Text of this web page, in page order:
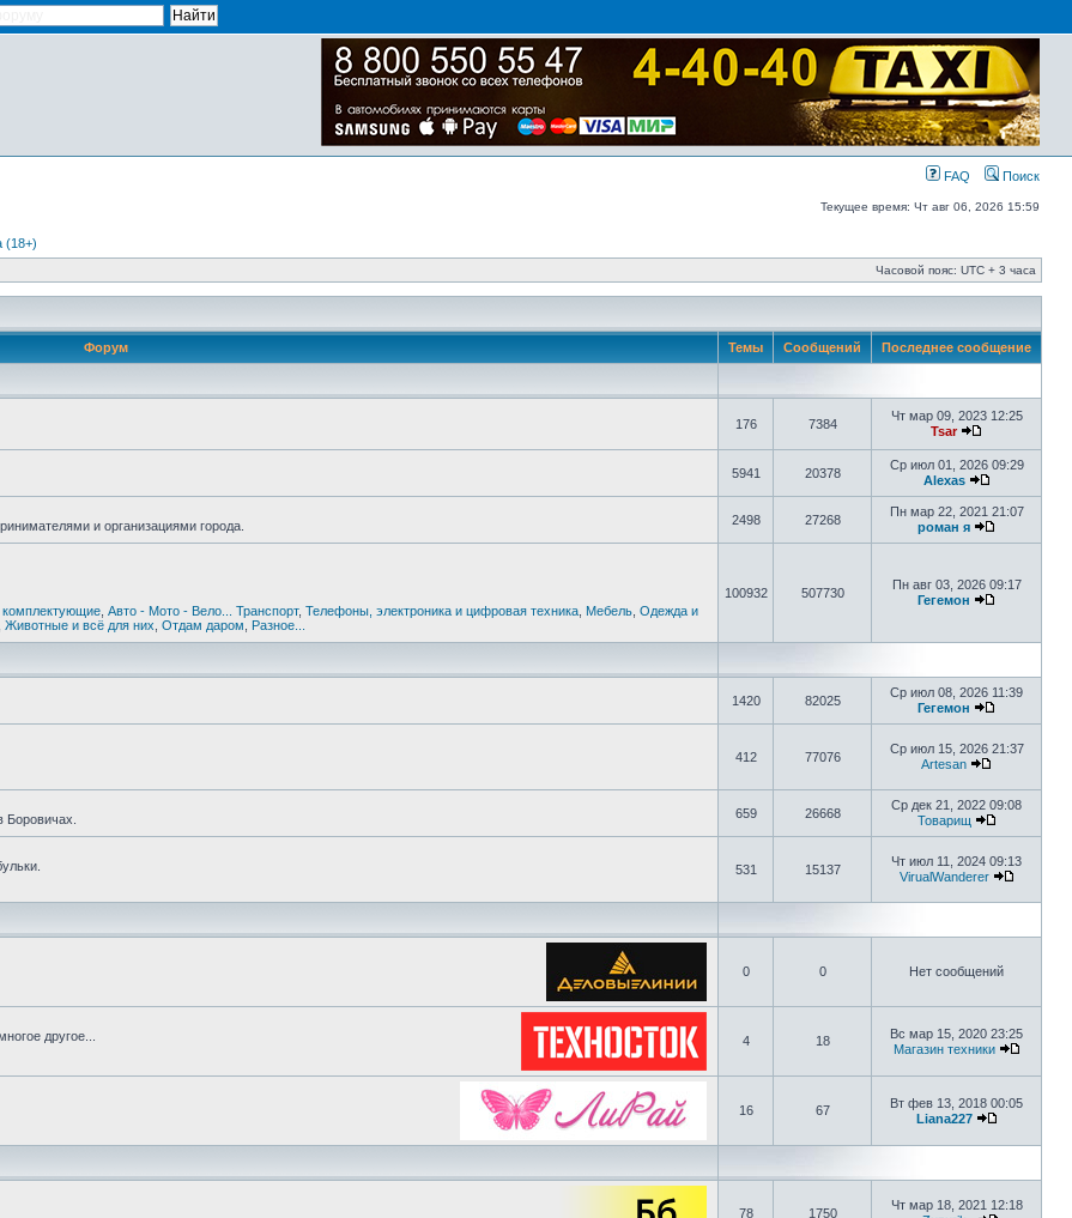
FAQ Поиск
Текущее время: Чт авг 06, 2026 15:59
(18+)
Часовой пояс: UTC + 3 часа
Форум Темы Сообщений Последнее сообщение
176 7384
Чт мар 09, 2023 12:25
Tsar
5941 20378
Ср июл 01, 2026 09:29
Alexas
и организациями города. 2498 27268
Пн мар 22, 2021 21:07
роман я
Авто - Мото - Вело... Транспорт, Телефоны, электроника и цифровая техника Мебель Одежда и
Животные и всё для них Отдам даром Разное...
100932 507730
Пн авг 03, 2026 09:17
Гегемон
1420 82025
Ср июл 08, 2026 11:39
Гегемон
412 77076
Ср июл 15, 2026 21:37
Artesan
Боровичах. 659 26668
Ср дек 21, 2022 09:08
Товарищ
531 15137
Чт июл 11, 2024 09:13
VirualWanderer
0 0 Нет сообщений
другое...
4 18
Вс мар 15, 2020 23:25
Магазин техники
16 67
Вт фев 13, 2018 00:05
Liana227
78 1750
Чт мар 18, 2021 12:18